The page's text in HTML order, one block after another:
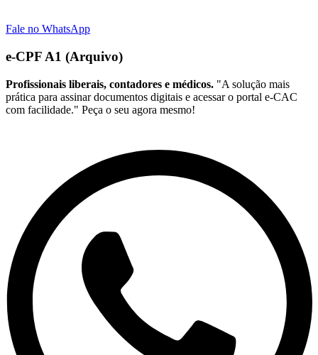
Fale no WhatsApp
e-CPF A1 (Arquivo)
Profissionais liberais, contadores e médicos. "A solução mais
prática para assinar documentos digitais e acessar o portal e-CAC
com facilidade." Peça o seu agora mesmo!